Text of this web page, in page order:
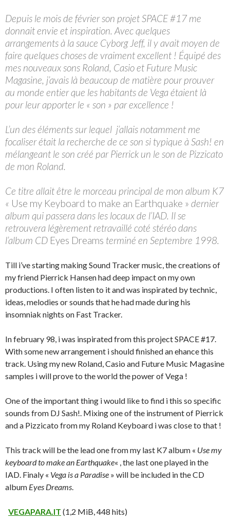
Depuis le mois de février son projet SPACE #17 me
donnait envie et inspiration. Avec quelques
arrangements à la sauce Cyborg Jeff, il y avait moyen de
faire quelques choses de vraiment excellent ! Équipé des
mes nouveaux sons Roland, Casio et Future Music
Magasine, j’avais là beaucoup de matière pour prouver
au monde entier que les habitants de Vega étaient là
pour leur apporter le « son » par excellence !
L’un des éléments sur lequel j’allais notamment me
focaliser était la recherche de ce son si typique à Sash! en
mélangeant le son créé par Pierrick un le son de Pizzicato
de mon Roland.
Ce titre allait être le morceau principal de mon album K7
« Use my Keyboard to make an Earthquake » dernier
album qui passera dans les locaux de l’IAD. Il se
retrouvera légèrement retravaillé coté stéréo dans
l’album CD Eyes Dreams terminé en Septembre 1998.
Till i’ve starting making Sound Tracker music, the creations of
my friend Pierrick Hansen had deep impact on my own
productions. I often listen to it and was inspirated by technic,
ideas, melodies or sounds that he had made during his
insomniak nights on Fast Tracker.
In february 98, i was inspirated from this project SPACE #17.
With some new arrangement i should finished an ehance this
track. Using my new Roland, Casio and Future Music Magasine
samples i will prove to the world the power of Vega !
One of the important thing i would like to find i this so specific
sounds from DJ Sash!. Mixing one of the instrument of Pierrick
and a Pizzicato from my Roland Keyboard i was close to that !
This track will be the lead one from my last K7 album « Use my
keyboard to make an Earthquake« , the last one played in the
IAD. Finaly « Vega is a Paradise » will be included in the CD
album Eyes Dreams.
VEGAPARA.IT (1,2 MiB, 448 hits)